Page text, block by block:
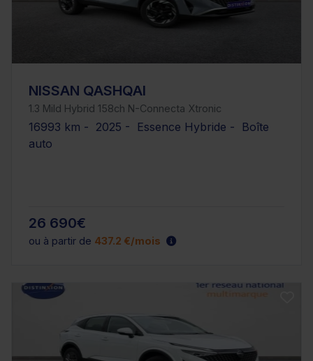
NISSAN QASHQAI
1.3 Mild Hybrid 158ch N-Connecta Xtronic
16993 km - 2025 - Essence Hybride - Boîte
auto
26 690€
ou à partir de 437.2 €/mois